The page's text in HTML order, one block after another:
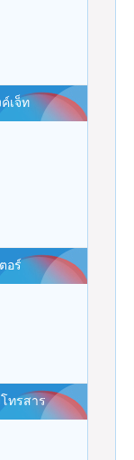
เจ็ท
อร์
ทรสาร